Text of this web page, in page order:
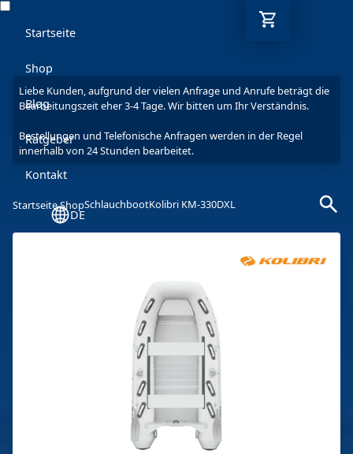
Startseite
Shop
Blog
Ratgeber
Kontakt
DE
Liebe Kunden, aufgrund der vielen Anfrage und Anrufe beträgt die
Bearbeitungszeit eher 3-4 Tage. Wir bitten um Ihr Verständnis.
Bestellungen und Telefonische Anfragen werden in der Regel
innerhalb von 24 Stunden bearbeitet.
Startseite ShopSchlauchbootKolibri KM-330DXL